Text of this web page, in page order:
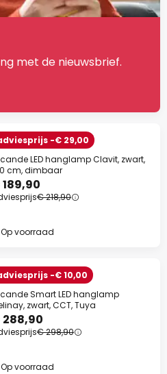
met de nieuwsbrief.
-€ 29,00
LED hanglamp Clavit, zwart,
cm, dimbaar
€ 218,90
Op voorraad
-€ 10,00
Smart LED hanglamp
zwart, CCT, Tuya
€ 298,90
Op voorraad